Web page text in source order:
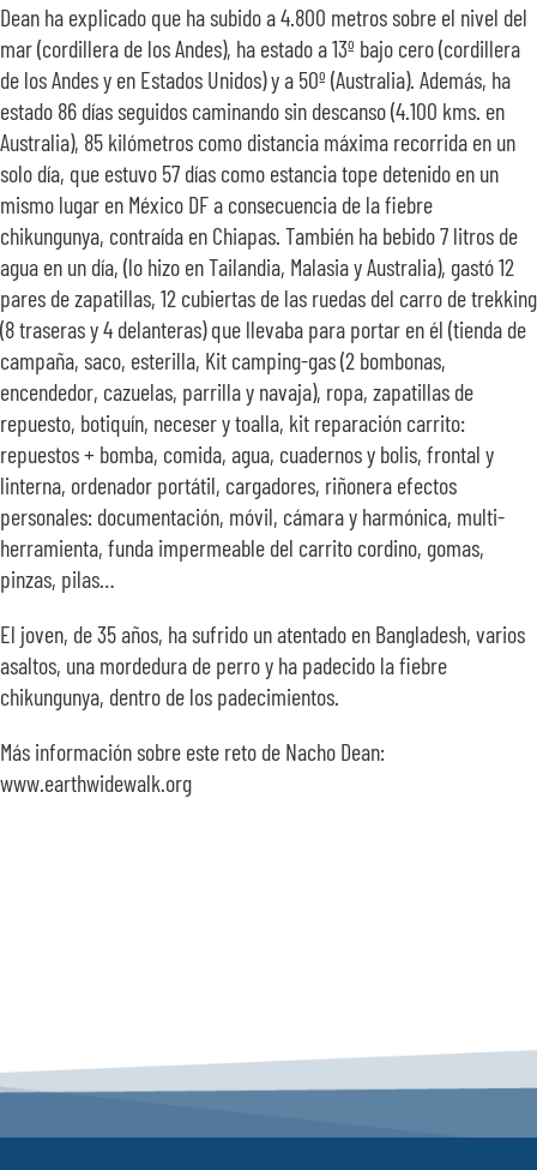
Dean ha explicado que ha subido a 4.800 metros sobre el nivel del
mar (cordillera de los Andes), ha estado a 13º bajo cero (cordillera
de los Andes y en Estados Unidos) y a 50º (Australia). Además, ha
estado 86 días seguidos caminando sin descanso (4.100 kms. en
Australia), 85 kilómetros como distancia máxima recorrida en un
solo día, que estuvo 57 días como estancia tope detenido en un
mismo lugar en México DF a consecuencia de la fiebre
chikungunya, contraída en Chiapas. También ha bebido 7 litros de
agua en un día, (lo hizo en Tailandia, Malasia y Australia), gastó 12
pares de zapatillas, 12 cubiertas de las ruedas del carro de trekking
(8 traseras y 4 delanteras) que llevaba para portar en él (tienda de
campaña, saco, esterilla, Kit camping-gas (2 bombonas,
encendedor, cazuelas, parrilla y navaja), ropa, zapatillas de
repuesto, botiquín, neceser y toalla, kit reparación carrito:
repuestos + bomba, comida, agua, cuadernos y bolis, frontal y
linterna, ordenador portátil, cargadores, riñonera efectos
personales: documentación, móvil, cámara y harmónica, multi-
herramienta, funda impermeable del carrito cordino, gomas,
pinzas, pilas…
El joven, de 35 años, ha sufrido un atentado en Bangladesh, varios
asaltos, una mordedura de perro y ha padecido la fiebre
chikungunya, dentro de los padecimientos.
Más información sobre este reto de Nacho Dean:
www.earthwidewalk.org